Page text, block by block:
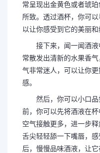
常呈现出金黄色或者琥
所致。透过酒杯，你可
以让你感受到它的美丽和
接下来，闻一闻酒
常散发出清新的水果香
气非常迷人，可以让你
感。
然后，你可以小口
前，你可以先将酒液在
空气接触更多，进一步
舌尖轻轻舔一下嘴唇，
后，慢慢品味酒液，让